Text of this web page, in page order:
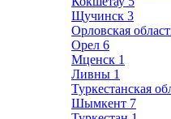
Щучинск 3
Орловская
Орел 6
Мценск 1
Ливны 1
Туркестанская
Шымкент 7